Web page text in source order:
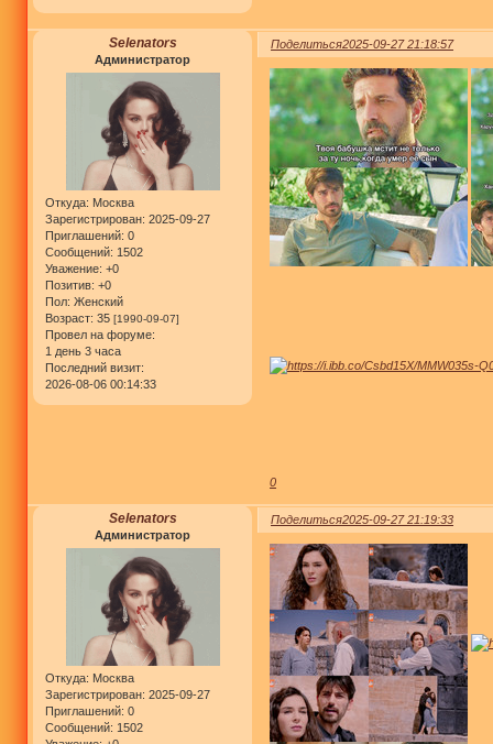
Поделиться2025-09-27 21:18:57
Selenators
Администратор
Откуда: Москва
Зарегистрирован: 2025-09-27
Приглашений: 0
Сообщений: 1502
Уважение: +0
Позитив: +0
Пол: Женский
Возраст: 35 [1990-09-07]
Провел на форуме:
1 день 3 часа
Последний визит:
2026-08-06 00:14:33
0
Поделиться2025-09-27 21:19:33
Selenators
Администратор
Откуда: Москва
Зарегистрирован: 2025-09-27
Приглашений: 0
Сообщений: 1502